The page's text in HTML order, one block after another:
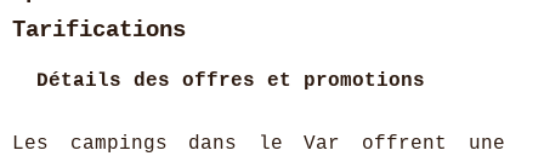
Tarifications
Détails des offres et promotions
Les campings dans le Var offrent une